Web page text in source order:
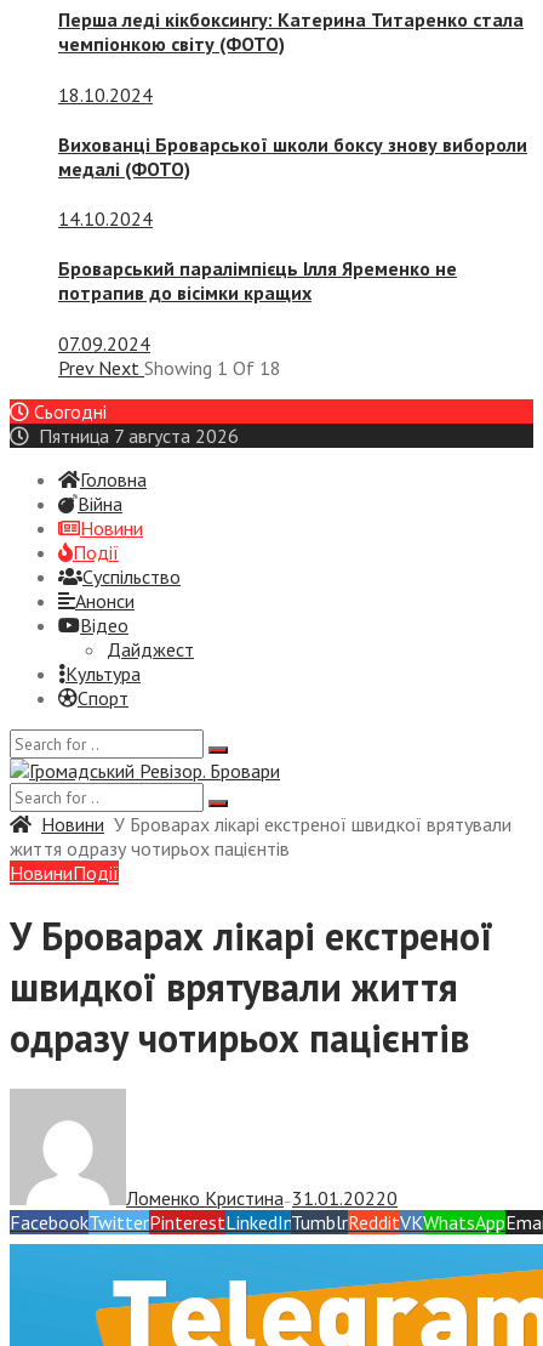
Перша леді кікбоксингу: Катерина Титаренко стала
чемпіонкою світу (ФОТО)
18.10.2024
Вихованці Броварської школи боксу знову вибороли
медалі (ФОТО)
14.10.2024
Броварський паралімпієць Ілля Яременко не
потрапив до вісімки кращих
07.09.2024
Prev Next Showing 1 Of 18
Сьогодні
Пятница 7 августа 2026
Головна
Війна
Новини
Події
Суспiльство
Анонси
Відео
Дайджест
Культура
Спорт
Новини У Броварах лікарі екстреної швидкої врятували
життя одразу чотирьох пацієнтів
НовиниПодії
У Броварах лікарі екстреної
швидкої врятували життя
одразу чотирьох пацієнтів
Ломенко Кристина— 31.01.20220
FacebookTwitterPinterestLinkedInTumblrRedditVKWhatsApp